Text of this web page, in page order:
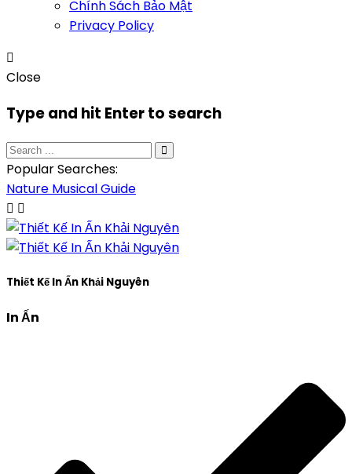
Chính Sách Bảo Mật
Privacy Policy
Close
Type and hit Enter to search
Popular Searches:
Nature MusicalGuide
Thiết Kế In Ấn Khải Nguyên
In Ấn